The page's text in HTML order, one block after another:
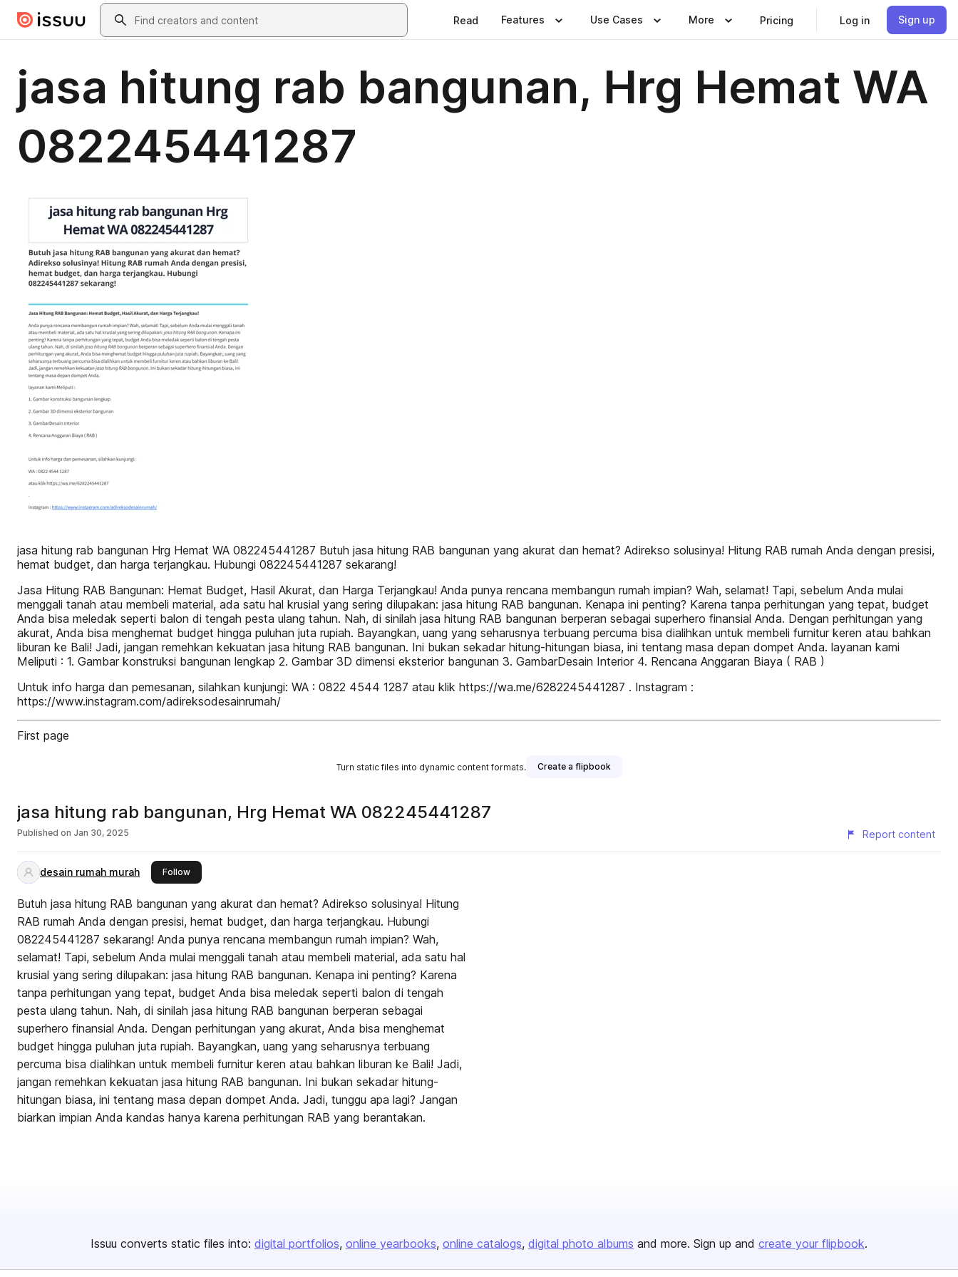
Skip to main contentSearch
Read Features Use Cases More Pricing Log in Sign up
jasa hitung rab bangunan, Hrg Hemat WA
082245441287
jasa hitung rab bangunan Hrg Hemat WA 082245441287 Butuh jasa hitung RAB bangunan yang akurat dan hemat? Adirekso solusinya! Hitung RAB rumah Anda dengan presisi,
hemat budget, dan harga terjangkau. Hubungi 082245441287 sekarang!
Jasa Hitung RAB Bangunan: Hemat Budget, Hasil Akurat, dan Harga Terjangkau! Anda punya rencana membangun rumah impian? Wah, selamat! Tapi, sebelum Anda mulai
menggali tanah atau membeli material, ada satu hal krusial yang sering dilupakan: jasa hitung RAB bangunan. Kenapa ini penting? Karena tanpa perhitungan yang tepat, budget
Anda bisa meledak seperti balon di tengah pesta ulang tahun. Nah, di sinilah jasa hitung RAB bangunan berperan sebagai superhero finansial Anda. Dengan perhitungan yang
akurat, Anda bisa menghemat budget hingga puluhan juta rupiah. Bayangkan, uang yang seharusnya terbuang percuma bisa dialihkan untuk membeli furnitur keren atau bahkan
liburan ke Bali! Jadi, jangan remehkan kekuatan jasa hitung RAB bangunan. Ini bukan sekadar hitung-hitungan biasa, ini tentang masa depan dompet Anda. layanan kami
Meliputi : 1. Gambar konstruksi bangunan lengkap 2. Gambar 3D dimensi eksterior bangunan 3. GambarDesain Interior 4. Rencana Anggaran Biaya ( RAB )
Untuk info harga dan pemesanan, silahkan kunjungi: WA : 0822 4544 1287 atau klik https://wa.me/6282245441287 . Instagram :
https://www.instagram.com/adireksodesainrumah/
First page
Turn static files into dynamic content formats. Create a flipbook
jasa hitung rab bangunan, Hrg Hemat WA 082245441287
Published on Jan 30, 2025 Report content
desain rumah murah Followthis publisher
Butuh jasa hitung RAB bangunan yang akurat dan hemat? Adirekso solusinya! Hitung
RAB rumah Anda dengan presisi, hemat budget, dan harga terjangkau. Hubungi
082245441287 sekarang! Anda punya rencana membangun rumah impian? Wah,
selamat! Tapi, sebelum Anda mulai menggali tanah atau membeli material, ada satu hal
krusial yang sering dilupakan: jasa hitung RAB bangunan. Kenapa ini penting? Karena
tanpa perhitungan yang tepat, budget Anda bisa meledak seperti balon di tengah
pesta ulang tahun. Nah, di sinilah jasa hitung RAB bangunan berperan sebagai
superhero finansial Anda. Dengan perhitungan yang akurat, Anda bisa menghemat
budget hingga puluhan juta rupiah. Bayangkan, uang yang seharusnya terbuang
percuma bisa dialihkan untuk membeli furnitur keren atau bahkan liburan ke Bali! Jadi,
jangan remehkan kekuatan jasa hitung RAB bangunan. Ini bukan sekadar hitung-
hitungan biasa, ini tentang masa depan dompet Anda. Jadi, tunggu apa lagi? Jangan
biarkan impian Anda kandas hanya karena perhitungan RAB yang berantakan.
Issuu converts static files into: digital portfolios online yearbooks online catalogs digital photo albums and more. Sign up and create your flipbook.